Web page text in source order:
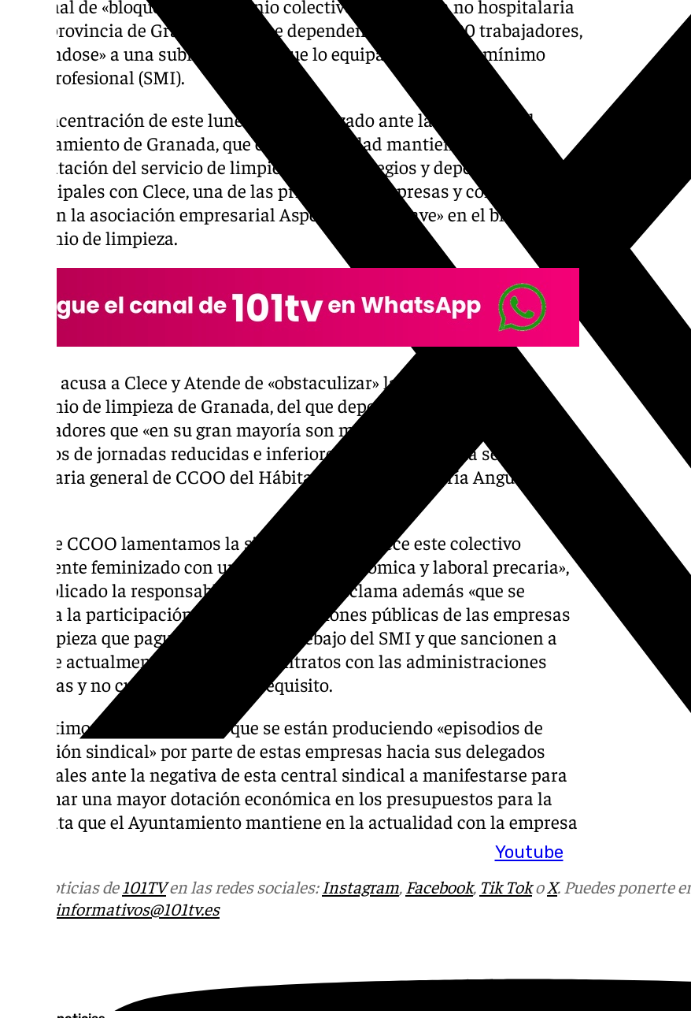
Youtube
patronal de «bloquear» el convenio colectivo de limpieza no hospitalaria
de la provincia de Granada, del que dependen más de 7.000 trabajadores,
«negándose» a una subida salarial que lo equipare al salario mínimo
interprofesional (SMI).
La concentración de este lunes se ha realizado ante las puertas del
Ayuntamiento de Granada, que en la actualidad mantiene la
contratación del servicio de limpieza de los colegios y dependencias
municipales con Clece, una de las principales empresas y con mayor
peso en la asociación empresarial Aspel, y pieza «clave» en el bloqueo del
convenio de limpieza.
CCOO acusa a Clece y Atende de «obstaculizar» la negociación del
convenio de limpieza de Granada, del que dependen más de 7.000
trabajadores que «en su gran mayoría son mujeres que sobreviven con
salarios de jornadas reducidas e inferiores al SMI, según ha señalado la
secretaria general de CCOO del Hábitat de Granada, María Angustias
«Desde CCOO lamentamos la situación que padece este colectivo
altamente feminizado con una situación económica y laboral precaria»,
ha explicado la responsable sindical, que reclama además «que se
impida la participación en las contrataciones públicas de las empresas
de limpieza que paguen salarios por debajo del SMI y que sancionen a
las que actualmente mantengan contratos con las administraciones
públicas y no cumplan con este requisito.
Por último, CCOO denuncia que se están produciendo «episodios de
represión sindical» por parte de estas empresas hacia sus delegados
sindicales ante la negativa de esta central sindical a manifestarse para
reclamar una mayor dotación económica en los presupuestos para la
contrata que el Ayuntamiento mantiene en la actualidad con la empresa
Más noticias de 101TVen las redes sociales: Instagram, Facebook, Tik TokoX. Puedes ponerte
informativos@101tv.es